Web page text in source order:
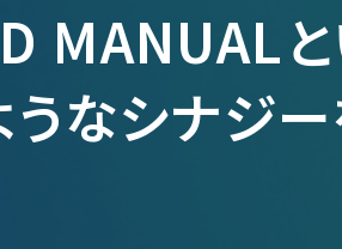
MANUAL
なシナジ